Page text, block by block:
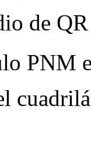
de
PNM